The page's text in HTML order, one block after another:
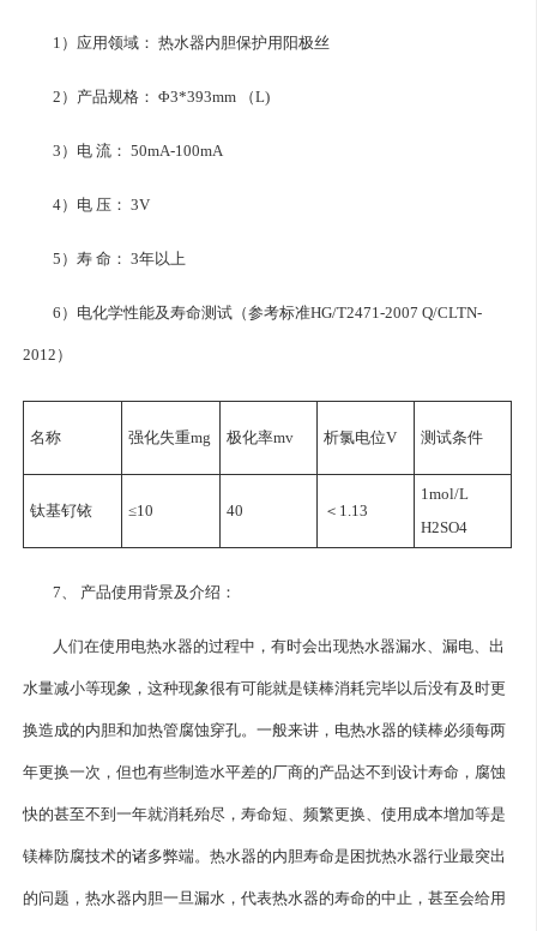
1）应用领域： 热水器内胆保护用阳极丝
2）产品规格： Φ3*393mm （L)
3）电 流： 50mA-100mA
4）电 压： 3V
5）寿 命： 3年以上
6）电化学性能及寿命测试（参考标准HG/T2471-2007 Q/CLTN-
2012）
名称 强化失重mg 极化率mv 析氯电位V 测试条件
钛基钌铱 ≤10 40 ＜1.13
1mol/L
H2SO4
7、 产品使用背景及介绍：
人们在使用电热水器的过程中，有时会出现热水器漏水、漏电、出
水量减小等现象，这种现象很有可能就是镁棒消耗完毕以后没有及时更
换造成的内胆和加热管腐蚀穿孔。一般来讲，电热水器的镁棒必须每两
年更换一次，但也有些制造水平差的厂商的产品达不到设计寿命，腐蚀
快的甚至不到一年就消耗殆尽，寿命短、频繁更换、使用成本增加等是
镁棒防腐技术的诸多弊端。热水器的内胆寿命是困扰热水器行业最突出
的问题，热水器内胆一旦漏水，代表热水器的寿命的中止，甚至会给用